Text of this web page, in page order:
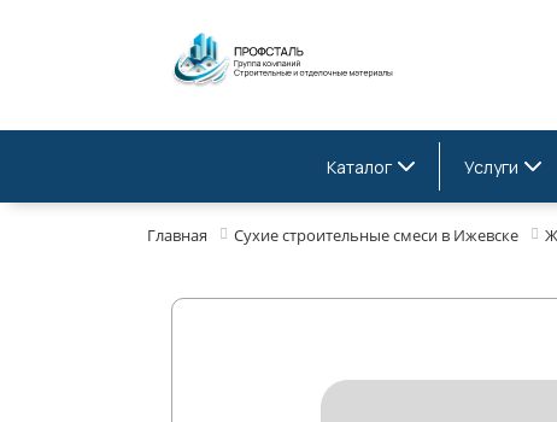
Каталог Услуги
Главная Сухие строительные смеси в Ижевске